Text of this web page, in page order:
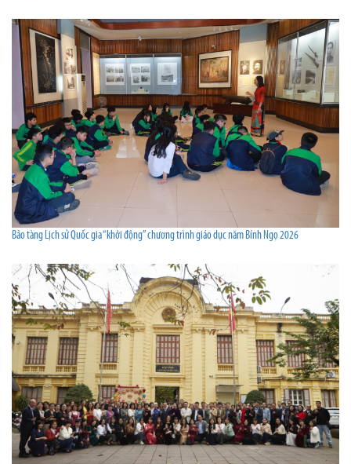
Bảo tàng Lịch sử Quốc gia “khởi động” chương trình giáo dục năm Bính Ngọ 2026